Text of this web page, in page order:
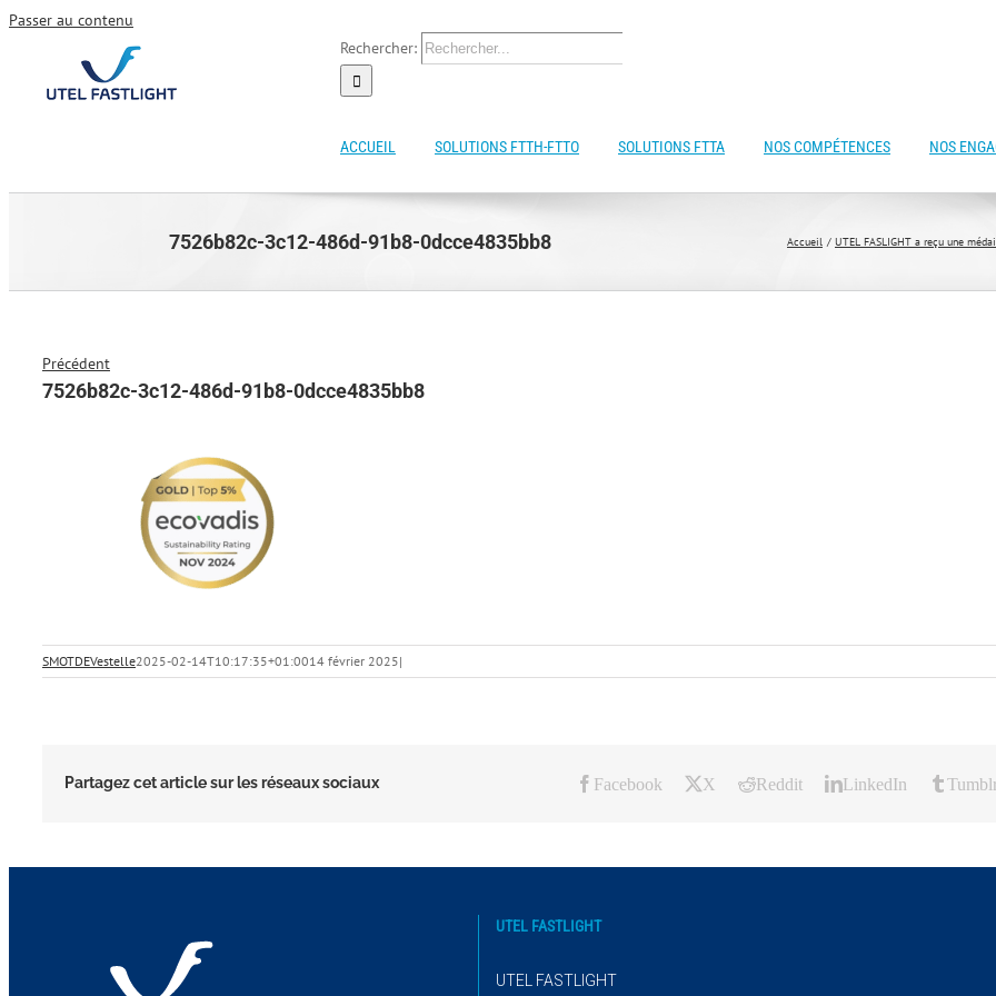
Passer au contenu
Rechercher:
ACCUEIL SOLUTIONS FTTH-FTTO SOLUTIONS FTTA NOS COMPÉTENCES NOS
7526b82c-3c12-486d-91b8-0dcce4835bb8 Accueil UTEL FASLIGHT a reçu une
Précédent
7526b82c-3c12-486d-91b8-0dcce4835bb8
SMOTDEVestelle2025-02-14T10:17:35+01:0014 février 2025|
Partagez cet article sur les réseaux sociaux Facebook X Reddit LinkedIn
UTEL FASTLIGHT
UTEL FASTLIGHT